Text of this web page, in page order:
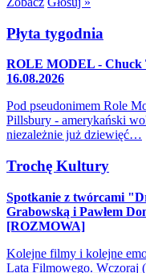
Płyta tygodnia
ROLE MODEL - Chuck
16.08.2026
Pod pseudonimem Role
Pillsbury - amerykański
niezależnie już dziewięć…
Trochę Kultury
Spotkanie z twórcami
Grabowską i Pawłem
[ROZMOWA]
Kolejne filmy i kolejne
Lata Filmowego. Wczoraj